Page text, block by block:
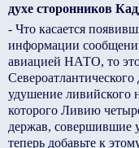
духе сторонников
- Что касается
информации
авиацией НАТО, то
Североатлантического
удушение ливийского
которого Ливию
держав, совершившие
теперь добавьте к